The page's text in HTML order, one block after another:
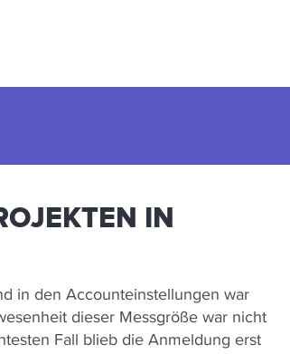
IN
in den Accounteinstellungen war
dieser Messgröße war nicht
Fall blieb die Anmeldung erst